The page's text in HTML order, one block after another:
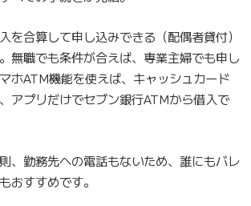
を合算して申し込みできる（配偶者貸付）
無職でも条件が合えば、専業主婦でも申し
ホATM機能を使えば、キャッシュカード
アプリだけでセブン銀行ATMから借入で
、勤務先への電話もないため、誰にもバレ
おすすめです。